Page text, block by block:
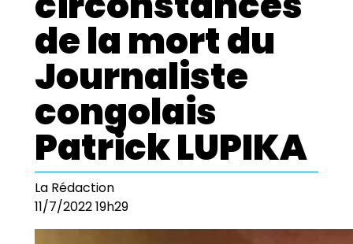
de la mort du
Journaliste
congolais
Patrick LUPIKA
La Rédaction
11/7/2022 19h29